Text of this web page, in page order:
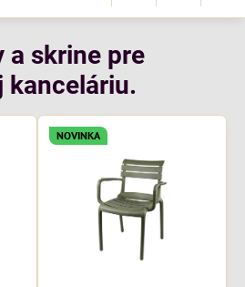
a skrine pre
kanceláriu.
NOVINKA